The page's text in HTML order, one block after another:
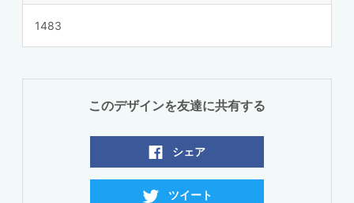
1483
このデザインを友達に共有する
シェア
ツイート